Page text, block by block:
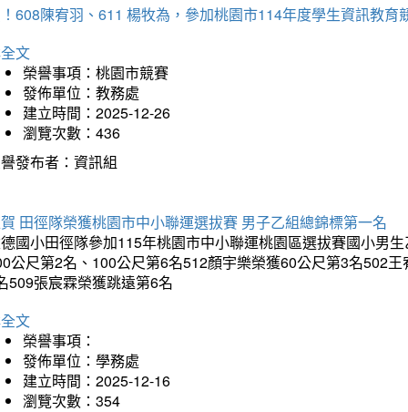
608陳宥羽、611 楊牧為，參加桃園市114年度學生資訊教育
文
榮譽事項：桃園市競賽
發佈單位：教務處
建立時間：2025-12-26
瀏覽次數：436
發布者：資訊組
田徑隊榮獲桃園市中小聯運選拔賽 男子乙組總錦標第一名
國小田徑隊參加115年桃園市中小聯運桃園區選拔賽國小男
公尺第2名、100公尺第6名512顏宇樂榮獲60公尺第3名502
509張宸霖榮獲跳遠第6名
文
榮譽事項：
發佈單位：學務處
建立時間：2025-12-16
瀏覽次數：354